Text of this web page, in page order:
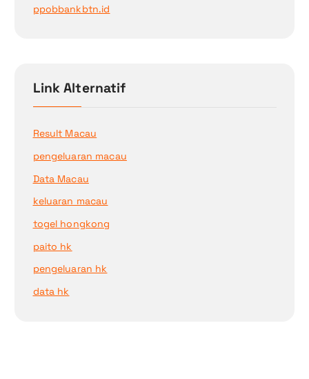
ppobbankbtn.id
Link Alternatif
Result Macau
pengeluaran macau
Data Macau
keluaran macau
togel hongkong
paito hk
pengeluaran hk
data hk